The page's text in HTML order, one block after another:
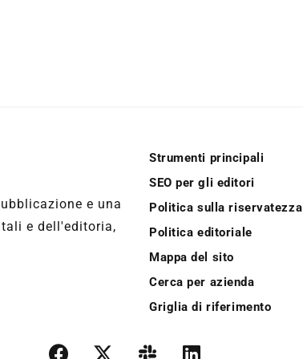
e una
e dell'editoria,
Strumenti principali
SEO per gli editori
Politica sulla riservatezza
Politica editoriale
Mappa del sito
Cerca per azienda
Griglia di riferimento